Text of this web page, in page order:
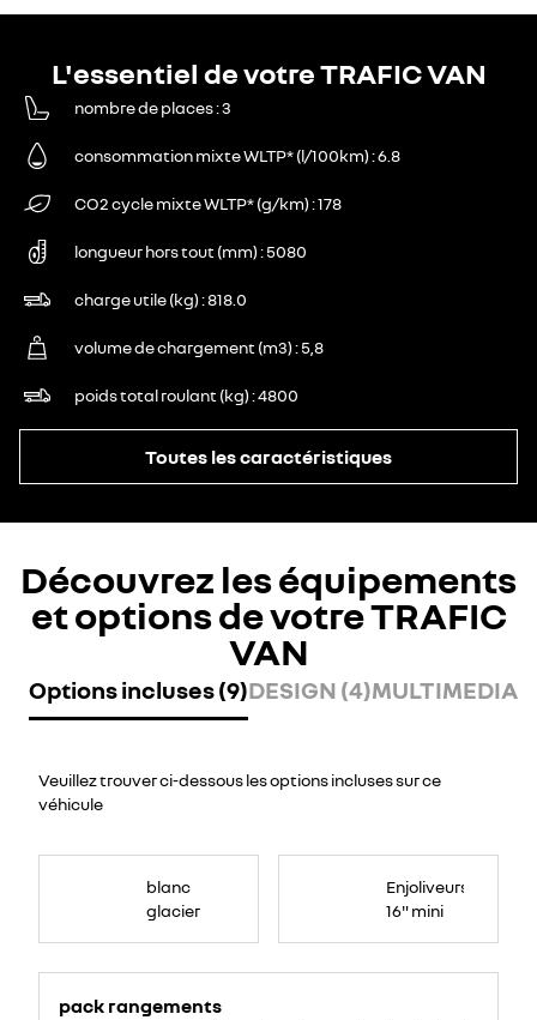
L'essentiel de votre TRAFIC VAN
nombre de places 3
consommation mixte WLTP* (l/100km) 6.8
CO2 cycle mixte WLTP* (g/km) 178
longueur hors tout (mm) 5080
charge utile (kg) 818.0
volume de chargement (m3) 5,8
poids total roulant (kg) 4800
Toutes les caractéristiques
Découvrez les équipements
et options de votre TRAFIC
VAN
Options incluses (9)DESIGN (4)MULTIMEDIA
Veuillez trouver ci-dessous les options incluses sur ce
véhicule
blanc
glacier
Enjoliveurs
16" mini
pack rangements